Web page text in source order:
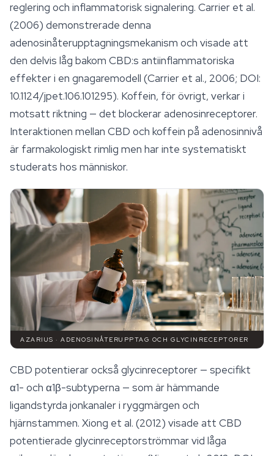
reglering och inflammatorisk signalering. Carrier et al.
(2006) demonstrerade denna
adenosinåterupptagningsmekanism och visade att
den delvis låg bakom CBD:s antiinflammatoriska
effekter i en gnagaremodell (Carrier et al., 2006; DOI:
10.1124/jpet.106.101295). Koffein, för övrigt, verkar i
motsatt riktning — det blockerar adenosinreceptorer.
Interaktionen mellan CBD och koffein på adenosinnivå
är farmakologiskt rimlig men har inte systematiskt
studerats hos människor.
AZARIUS · ADENOSINÅTERUPPTAG OCH GLYCINRECEPTORER
CBD potentierar också glycinreceptorer — specifikt
α1- och α1β-subtyperna — som är hämmande
ligandstyrda jonkanaler i ryggmärgen och
hjärnstammen. Xiong et al. (2012) visade att CBD
potentierade glycinreceptorströmmar vid låga